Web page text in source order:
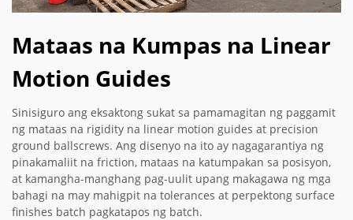
Mataas na Kumpas na Linear
Motion Guides
Sinisiguro ang eksaktong sukat sa pamamagitan ng paggamit
ng mataas na rigidity na linear motion guides at precision
ground ballscrews. Ang disenyo na ito ay nagagarantiya ng
pinakamaliit na friction, mataas na katumpakan sa posisyon,
at kamangha-manghang pag-uulit upang makagawa ng mga
bahagi na may mahigpit na tolerances at perpektong surface
finishes batch pagkatapos ng batch.